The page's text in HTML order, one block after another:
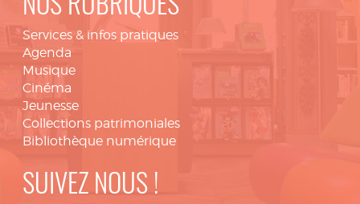
NOS RUBRIQUES
Services & infos pratiques
Agenda
Musique
Cinéma
Jeunesse
Collections patrimoniales
Bibliothèque numérique
SUIVEZ NOUS !